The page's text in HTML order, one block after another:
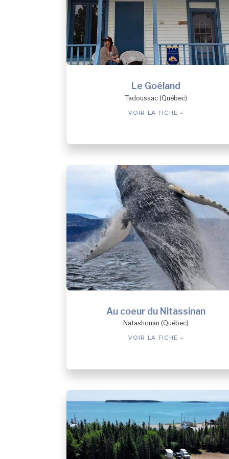
Le Goéland
Tadoussac (Québec)
VOIR LA FICHE
Au coeur du Nitassinan
Natashquan (Québec)
VOIR LA FICHE